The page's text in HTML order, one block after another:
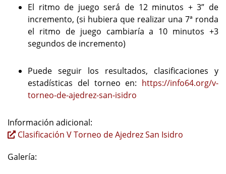
El ritmo de juego será de 12 minutos + 3” de
incremento, (si hubiera que realizar una 7ª ronda
el ritmo de juego cambiaría a 10 minutos +3
segundos de incremento)
Puede seguir los resultados, clasificaciones y
estadísticas del torneo en: https://info64.org/v-
torneo-de-ajedrez-san-isidro
Información adicional:
Clasificación V Torneo de Ajedrez San Isidro
Galería: